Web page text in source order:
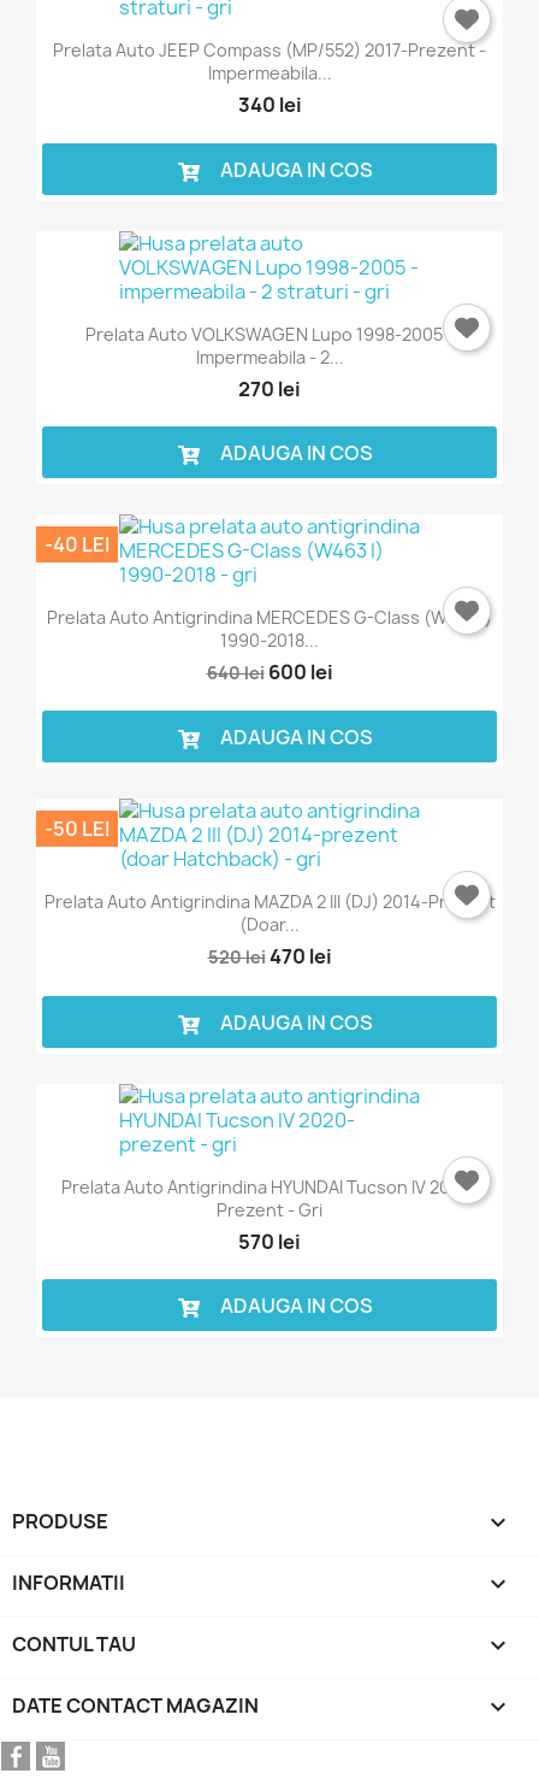
Prelata Auto JEEP Compass (MP/552) 2017-Prezent -
Impermeabila...
340 lei
ADAUGA IN COS
Prelata Auto VOLKSWAGEN Lupo 1998-2005 -
Impermeabila - 2...
270 lei
ADAUGA IN COS
Prelata Auto Antigrindina MERCEDES G-Class (W463 I)
1990-2018...
640 lei 600 lei
-40 LEI
ADAUGA IN COS
Prelata Auto Antigrindina MAZDA 2 III (DJ) 2014-Prezent
(doar...
520 lei470 lei
-50 LEI
ADAUGA IN COS
Prelata Auto Antigrindina HYUNDAI Tucson IV 2020-
Prezent - Gri
570 lei
ADAUGA IN COS
PRODUSE 
INFORMATII 
CONTUL TAU 
DATE CONTACT MAGAZIN keyboard_arrow_down